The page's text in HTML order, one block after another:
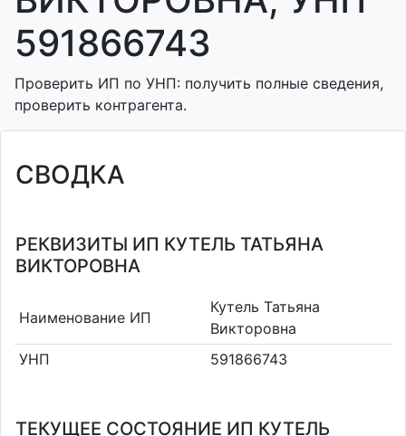
591866743
Проверить ИП по УНП: получить полные сведения,
проверить контрагента.
СВОДКА
РЕКВИЗИТЫ ИП КУТЕЛЬ ТАТЬЯНА
ВИКТОРОВНА
Наименование ИП
Кутель Татьяна
Викторовна
УНП
591866743
ТЕКУЩЕЕ СОСТОЯНИЕ ИП КУТЕЛЬ